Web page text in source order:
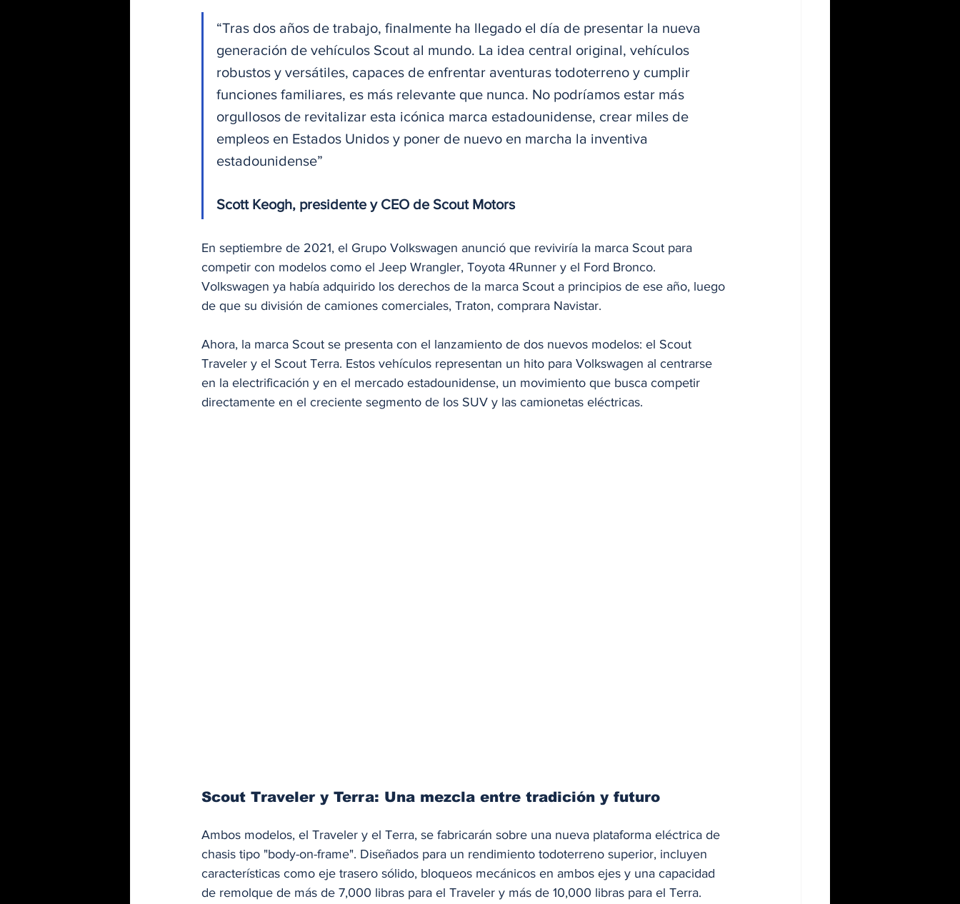
“Tras dos años de trabajo, finalmente ha llegado el día de presentar la nueva
generación de vehículos Scout al mundo. La idea central original, vehículos
robustos y versátiles, capaces de enfrentar aventuras todoterreno y cumplir
funciones familiares, es más relevante que nunca. No podríamos estar más
orgullosos de revitalizar esta icónica marca estadounidense, crear miles de
empleos en Estados Unidos y poner de nuevo en marcha la inventiva
estadounidense”
Scott Keogh, presidente y CEO de Scout Motors
En septiembre de 2021, el Grupo Volkswagen anunció que reviviría la marca Scout para
competir con modelos como el Jeep Wrangler, Toyota 4Runner y el Ford Bronco.
Volkswagen ya había adquirido los derechos de la marca Scout a principios de ese año, luego
de que su división de camiones comerciales, Traton, comprara Navistar.
Ahora, la marca Scout se presenta con el lanzamiento de dos nuevos modelos: el Scout
Traveler y el Scout Terra. Estos vehículos representan un hito para Volkswagen al centrarse
en la electrificación y en el mercado estadounidense, un movimiento que busca competir
directamente en el creciente segmento de los SUV y las camionetas eléctricas​.
Scout Traveler y Terra: Una mezcla entre tradición y futuro
Ambos modelos, el Traveler y el Terra, se fabricarán sobre una nueva plataforma eléctrica de
chasis tipo "body-on-frame". Diseñados para un rendimiento todoterreno superior, incluyen
características como eje trasero sólido, bloqueos mecánicos en ambos ejes y una capacidad
de remolque de más de 7,000 libras para el Traveler y más de 10,000 libras para el Terra.